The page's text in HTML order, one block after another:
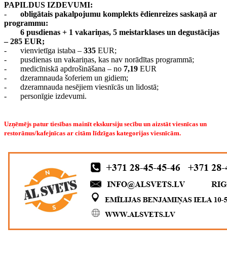
PAPILDUS IZDEVUMI:
-
obligātais pakalpojumu komplekts ēdienreizes saskaņā ar
programmu:
6 pusdienas + 1 vakariņas, 5 meistarklases un degustācijas
– 285 EUR;
-
vienvietīga istaba – 335 EUR;
-
pusdienas un vakariņas, kas nav norādītas programmā;
-
medicīniskā apdrošināšana – no 7,19 EUR
-
dzeramnauda šoferiem un gidiem;
-
dzeramnauda nesējiem viesnīcās un lidostā;
-
personīgie izdevumi.
Uzņēmējs patur tiesības mainīt ekskursiju secību un aizstāt viesnīcas un
restorānus/kafejnīcas ar citām līdzīgas kategorijas viesnīcām.